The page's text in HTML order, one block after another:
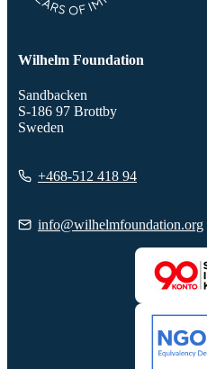
Wilhelm Foundation
Sandbacken
S-186 97 Brottby
Sweden
+468-512 418 94
info@wilhelmfoundation.org